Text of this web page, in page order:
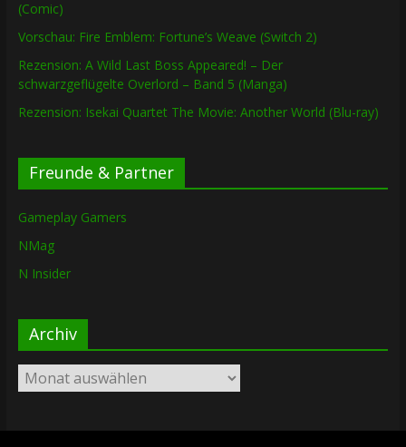
(Comic)
Vorschau: Fire Emblem: Fortune’s Weave (Switch 2)
Rezension: A Wild Last Boss Appeared! – Der
schwarzgeflügelte Overlord – Band 5 (Manga)
Rezension: Isekai Quartet The Movie: Another World (Blu-ray)
Freunde & Partner
Gameplay Gamers
NMag
N Insider
Archiv
Archiv